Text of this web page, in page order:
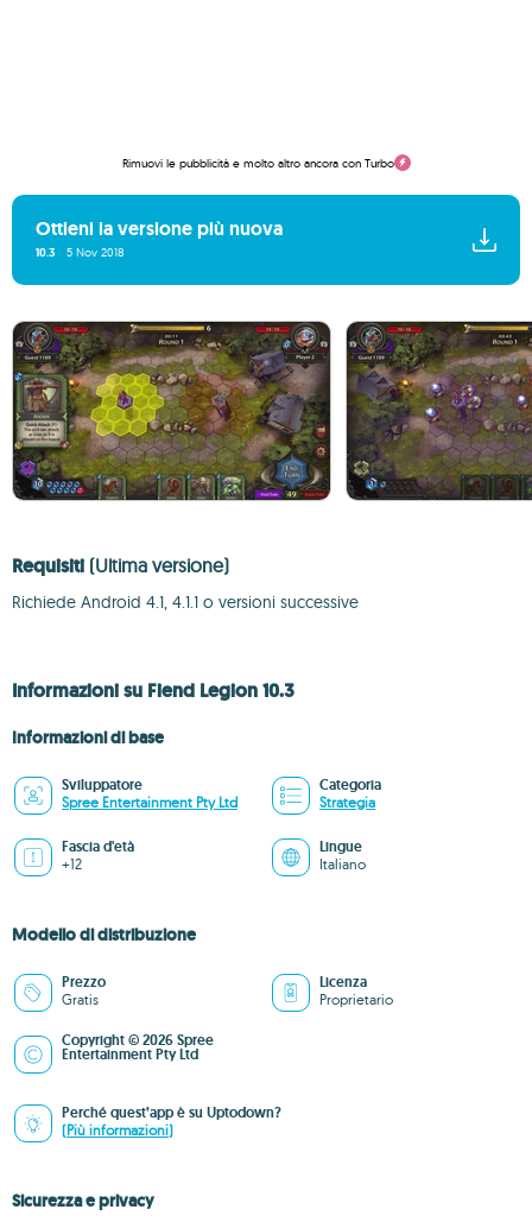
Rimuovi le pubblicità e molto altro ancora con Turbo
Ottieni la versione più nuova
10.3 5 Nov 2018
Requisiti (Ultima versione)
Richiede Android 4.1, 4.1.1 o versioni successive
Informazioni su Fiend Legion 10.3
Informazioni di base
Sviluppatore
Spree Entertainment Pty Ltd
Categoria
Strategia
Fascia d'età
+12
Lingue
Italiano
Modello di distribuzione
Prezzo
Gratis
Licenza
Proprietario
Copyright © 2026 Spree
Entertainment Pty Ltd
Perché quest’app è su Uptodown?
(Più informazioni)
Sicurezza e privacy